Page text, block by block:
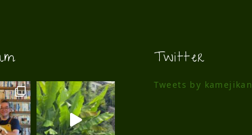
Twitter
Tweets by kamejikan